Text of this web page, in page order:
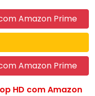
Amazon Prime
Amazon Prime
HD com Amazon